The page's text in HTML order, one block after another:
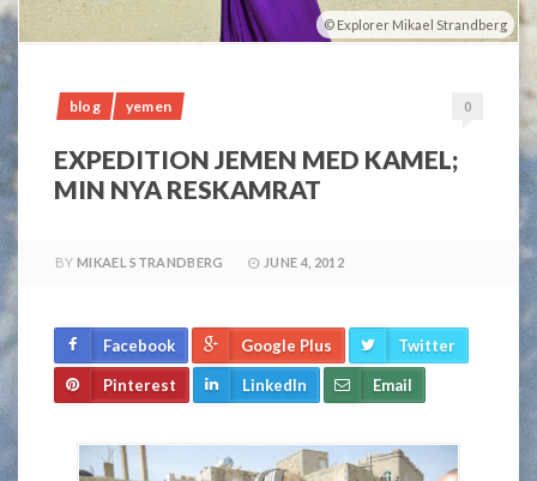
Explorer Mikael Strandberg
blog yemen 0
EXPEDITION JEMEN MED KAMEL;
MIN NYA RESKAMRAT
BY MIKAEL STRANDBERG JUNE 4, 2012
Facebook Google Plus Twitter
Pinterest LinkedIn Email